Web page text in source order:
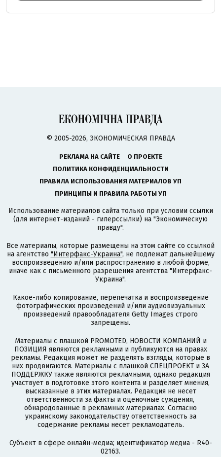
© 2005-2026, ЭКОНОМИЧЕСКАЯ ПРАВДА
РЕКЛАМА НА САЙТЕ
О ПРОЕКТЕ
ПОЛИТИКА КОНФИДЕНЦИАЛЬНОСТИ
ПРАВИЛА ИСПОЛЬЗОВАНИЯ МАТЕРИАЛОВ УП
ПРИНЦИПЫ И ПРАВИЛА РАБОТЫ УП
Использование материалов сайта только при условии ссылки
(для интернет-изданий - гиперссылки) на "Экономическую
правду".
Все материалы, которые размещены на этом сайте со ссылкой
на агентство "Интерфакс-Украина", не подлежат дальнейшему
воспроизведению и/или распространению в любой форме,
иначе как с письменного разрешения агентства "Интерфакс-
Украина".
Какое-либо копирование, перепечатка и воспроизведение
фотографических произведений и/или аудиовизуальных
произведений правообладателя Getty Images строго
запрещены.
Материалы с плашкой PROMOTED, НОВОСТИ КОМПАНИЙ и
ПОЗИЦИЯ являются рекламными и публикуются на правах
рекламы. Редакция может не разделять взгляды, которые в
них продвигаются. Материалы с плашкой СПЕЦПРОЕКТ и ЗА
ПОДДЕРЖКУ также являются рекламными, однако редакция
участвует в подготовке этого контента и разделяет мнения,
высказанные в этих материалах. Редакция не несет
ответственности за факты и оценочные суждения,
обнародованные в рекламных материалах. Согласно
украинскому законодательству ответственность за
содержание рекламы несет рекламодатель.
Субъект в сфере онлайн-медиа; идентификатор медиа - R40-
02163.